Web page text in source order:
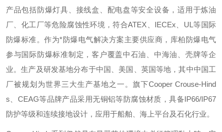
产品包括防爆灯具、接线盒、配电盘等安全设备，适用于炼油
厂、化工厂等危险腐蚀性环境，符合ATEX IECEx UL 等国际
防爆标准。作为*防爆电气解决方案主要供应商，库柏防爆电气
参与国际防爆标准制定，客户覆盖中石油、中海油、壳牌等企
业。生产及研发基地分布于中国、美国、英国等地，其中中国工
厂被规划为世界三大生产基地之一。旗下Cooper Crouse-Hind
s
CEAG等品牌产品采用无铜铝等防腐蚀材质，具备IP66/IP67
防护等级和连续接地设计，应用于船舶、海上平台及石化行业。